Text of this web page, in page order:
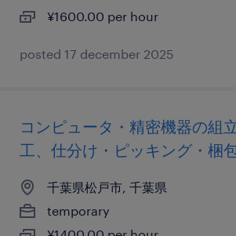
¥1600.00 per hour
posted 17 december 2025
コンピュータ・精密機器の組
工、仕分け・ピッキング・梱
千葉県松戸市, 千葉県
temporary